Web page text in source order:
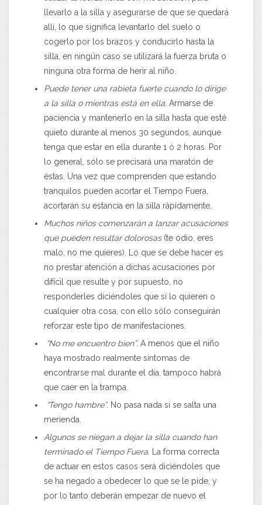
llevarlo a la silla y asegurarse de que se quedará
allí, lo que significa levantarlo del suelo o
cogerlo por los brazos y conducirlo hasta la
silla, en ningún caso se utilizará la fuerza bruta o
ninguna otra forma de herir al niño.
Puede tener una rabieta fuerte cuando lo dirige
a la silla o mientras está en ella. Armarse de
paciencia y mantenerlo en la silla hasta que esté
quieto durante al menos 30 segundos, aunque
tenga que estar en ella durante 1 ó 2 horas. Por
lo general, sólo se precisará una maratón de
éstas. Una vez que comprenden que estando
tranquilos pueden acortar el Tiempo Fuera,
acortarán su estancia en la silla rápidamente.
Muchos niños comenzarán a lanzar acusaciones
que pueden resultar dolorosas(te odio, eres
malo, no me quieres). Lo que se debe hacer es
no prestar atención a dichas acusaciones por
difícil que resulte y por supuesto, no
responderles diciéndoles que sí lo quieren o
cualquier otra cosa, con ello sólo conseguirán
reforzar este tipo de manifestaciones.
“No me encuentro bien”. A menos que el niño
haya mostrado realmente síntomas de
encontrarse mal durante el día, tampoco habrá
que caer en la trampa.
“Tengo hambre”. No pasa nada si se salta una
merienda.
Algunos se niegan a dejar la silla cuando han
terminado el Tiempo Fuera . La forma correcta
de actuar en estos casos será diciéndoles que
se ha negado a obedecer lo que se le pide, y
por lo tanto deberán empezar de nuevo el